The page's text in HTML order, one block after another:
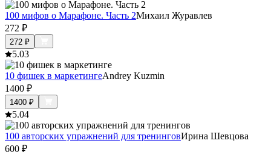
100 мифов о Марафоне. Часть 2Михаил Журавлев
272 ₽
272 ₽
5.03
10 фишек в маркетингеAndrey Kuzmin
1400 ₽
1400 ₽
5.04
100 авторских упражнений для тренинговИрина Шевцова
600 ₽